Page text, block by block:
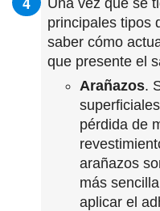
principales tipos
saber cómo
que presente el
Arañazos.
pérdida de
arañazos
más
aplicar el